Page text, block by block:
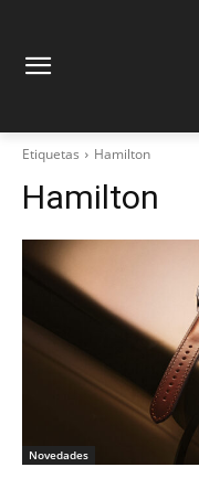
Etiquetas Hamilton
Hamilton
Novedades